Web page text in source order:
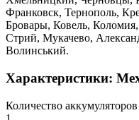
Франковск, Тернополь,
Бровары, Ковель,
Стрий, Мукачево,
Волинський.
Характеристики:
Количество аккумуляторов